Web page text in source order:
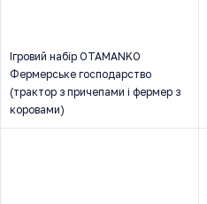
Ігровий набір OTAMANKO
Фермерське господарство
(трактор з причепами і фермер з
коровами)